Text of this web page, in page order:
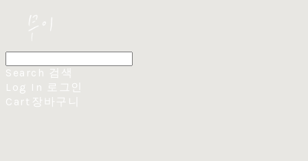
Search 검색
Log In 로그인
Cart 장바구니